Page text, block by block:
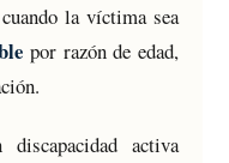
la víctima sea
por razón de edad,
activa